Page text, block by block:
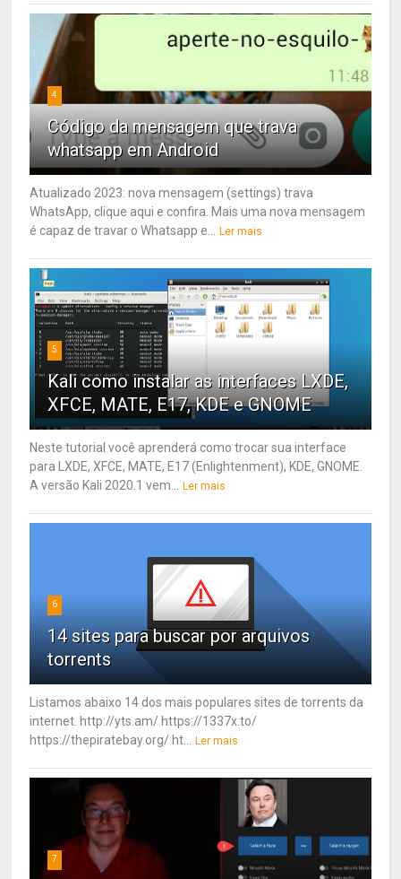
4
Código da mensagem que trava
whatsapp em Android
Atualizado 2023: nova mensagem (settings) trava
WhatsApp, clique aqui e confira. Mais uma nova mensagem
é capaz de travar o Whatsapp e... Ler mais
5
Kali como instalar as interfaces LXDE,
XFCE, MATE, E17, KDE e GNOME
Neste tutorial você aprenderá como trocar sua interface
para LXDE, XFCE, MATE, E17 (Enlightenment), KDE, GNOME.
A versão Kali 2020.1 vem... Ler mais
6
14 sites para buscar por arquivos
torrents
Listamos abaixo 14 dos mais populares sites de torrents da
internet. http://yts.am/ https://1337x.to/
https://thepiratebay.org/ ht... Ler mais
7